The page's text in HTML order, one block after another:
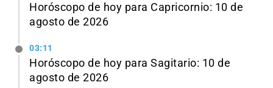
Horóscopo de hoy para Capricornio: 10 de
agosto de 2026
03:11
Horóscopo de hoy para Sagitario: 10 de
agosto de 2026